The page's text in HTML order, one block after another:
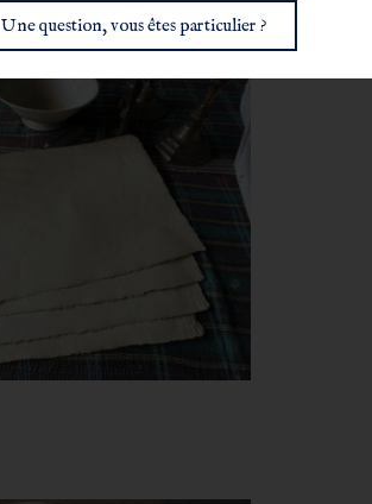
Une question, vous êtes particulier ?